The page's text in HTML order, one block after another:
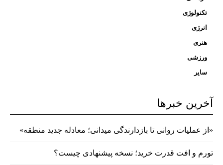
تکنولوژی
انرژی
هنری
ورزشی
سایر
آخرین خبرها
«از عملیات روانی تا بازدارندگی میدانی؛ معادله جدید منطقه»
تورم و افت قدرت خرید؛ نسخه پیشنهادی چیست؟